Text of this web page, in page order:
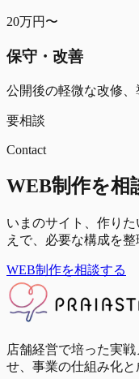
20万円〜
保守・改善
公開後の軽微な改修、
要相談
Contact
WEB制作を相
いまのサイト、作り
えで、必要な構成を整
WEB制作を相談する
店舗経営で培った実
せ、事業の仕組み化と